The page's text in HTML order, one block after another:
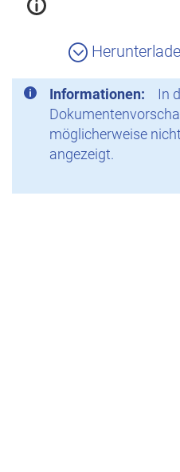
Informationen:
In
möglicherweise
angezeigt.